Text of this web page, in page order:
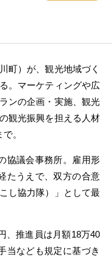
町）が、観光地域づく
。マーケティングや広
ンの企画・実施、観光
観光振興を担える人材
。
協議会事務所。雇用形
たうえで、双方の合意
し協力隊）」として最
、推進員は月額18万40
当なども規定に基づき